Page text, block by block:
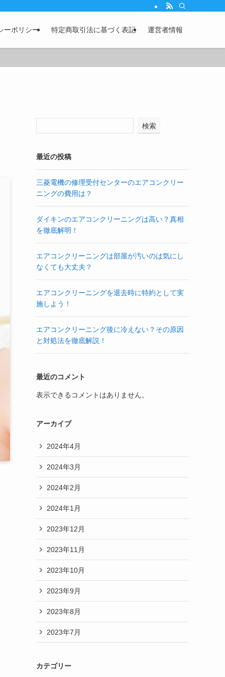
ーポリシー 特定商取引法に基づく表記 運営者情報
検索
最近の投稿
三菱電機の修理受付センターのエアコンクリー
ニングの費用は？
ダイキンのエアコンクリーニングは高い？真相
を徹底解明！
エアコンクリーニングは部屋が汚いのは気にし
なくても大丈夫？
エアコンクリーニングを退去時に特約として実
施しよう！
エアコンクリーニング後に冷えない？その原因
と対処法を徹底解説！
最近のコメント
表示できるコメントはありません。
アーカイブ
2024年4月
2024年3月
2024年2月
2024年1月
2023年12月
2023年11月
2023年10月
2023年9月
2023年8月
2023年7月
カテゴリー